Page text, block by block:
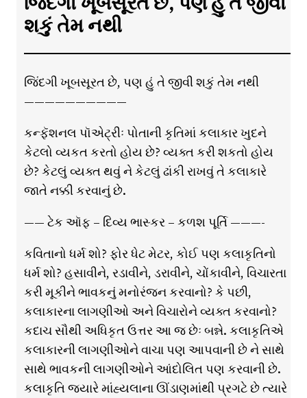
શકું તેમ નથી
જિંદગી ખૂબસૂરત છે, પણ હું તે જીવી શકું તેમ નથી
——————————
કન્ફૅશનલ પૉએટ્રીઃ પોતાની કૃતિમાં કલાકાર ખુદને
કેટલો વ્યકત કરતો હોય છે? વ્યક્ત કરી શકતો હોય
છે? કેટલું વ્યક્ત થવું ને કેટલું ઢાંકી રાખવું તે કલાકારે
જાતે નક્કી કરવાનું છે.
—— ટેક ઑફ – દિવ્ય ભાસ્કર – કળશ પૂર્તિ ———-
કવિતાનો ધર્મ શો? ફોર ધેટ મેટર, કોઈ પણ કલાકૃતિનો
ધર્મ શો? હસાવીને, રડાવીને, ડરાવીને, ચોંકાવીને, વિચારતા
કરી મૂકીને ભાવકનું મનોરંજન કરવાનો? કે પછી,
કલાકારના લાગણીઓ અને વિચારોને વ્યક્ત કરવાનો?
કદાચ સૌથી અધિકૃત ઉત્તર આ જ છેઃ બન્ને. કલાકૃતિએ
કલાકારની લાગણીઓને વાચા પણ આપવાની છે ને સાથે
સાથે ભાવકની લાગણીઓને આંદોલિત પણ કરવાની છે.
કલાકૃતિ જ્યારે માંહ્યલાના ઊંડાણમાંથી પ્રગટે છે ત્યારે